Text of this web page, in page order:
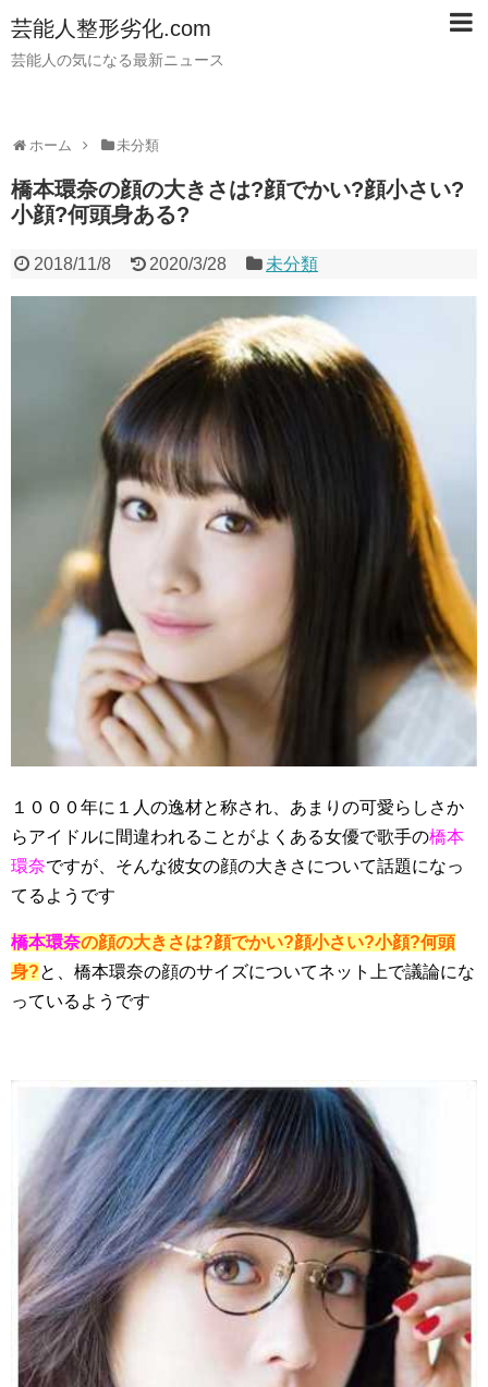
芸能人整形劣化.com
芸能人の気になる最新ニュース
ホーム 未分類
橋本環奈の顔の大きさは?顔でかい?顔小さい?
小顔?何頭身ある?
2018/11/8 2020/3/28 未分類
１０００年に１人の逸材と称され、あまりの可愛らしさか
らアイドルに間違われることがよくある女優で歌手の橋本
環奈ですが、そんな彼女の顔の大きさについて話題になっ
てるようです
橋本環奈の顔の大きさは?顔でかい?顔小さい?小顔?何頭
身?と、橋本環奈の顔のサイズについてネット上で議論にな
っているようです